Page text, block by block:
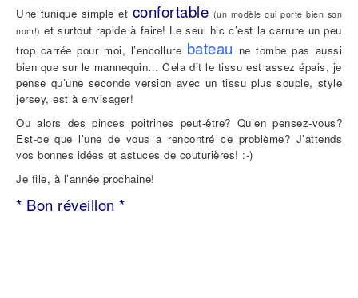
Une tunique simple et confortable (un modèle qui porte bien son
nom!) et surtout rapide à faire! Le seul hic c’est la carrure un peu
trop carrée pour moi, l’encollure bateau ne tombe pas aussi
bien que sur le mannequin… Cela dit le tissu est assez épais, je
pense qu’une seconde version avec un tissu plus souple, style
jersey, est à envisager!
Ou alors des pinces poitrines peut-être? Qu’en pensez-vous?
Est-ce que l’une de vous a rencontré ce problème? J’attends
vos bonnes idées et astuces de couturières! :-)
Je file, à l’année prochaine!
* Bon réveillon *